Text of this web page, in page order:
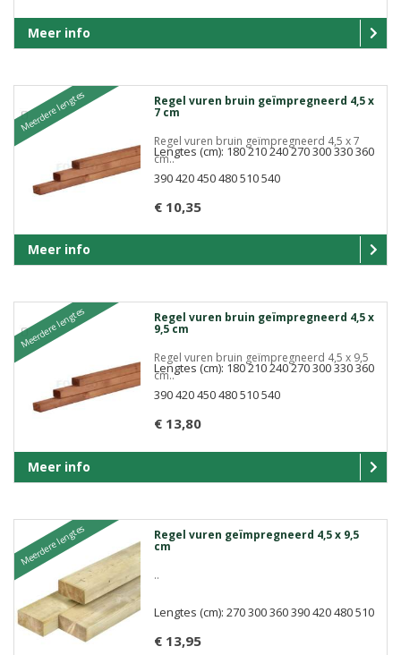
Meer info
Meerdere lengtes Regel vuren bruin geïmpregneerd 4,5 x
7 cm
Regel vuren bruin geïmpregneerd 4,5 x 7
cm..
€ 10,35
Lengtes (cm): 180 210 240 270 300 330 360
390 420 450 480 510 540
Meer info
Meerdere lengtes Regel vuren bruin geïmpregneerd 4,5 x
9,5 cm
Regel vuren bruin geïmpregneerd 4,5 x 9,5
cm..
€ 13,80
Lengtes (cm): 180 210 240 270 300 330 360
390 420 450 480 510 540
Meer info
Meerdere lengtes Regel vuren geïmpregneerd 4,5 x 9,5
cm
..
€ 13,95
Lengtes (cm): 270 300 360 390 420 480 510